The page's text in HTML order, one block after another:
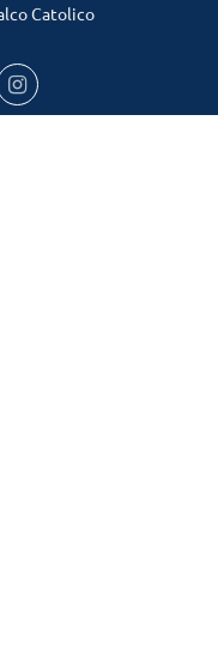
Catolico